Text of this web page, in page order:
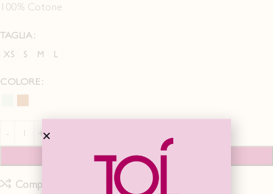
100% Cotone
TAGLIA
XS S M L
COLORE
AGGIUNGI AL CARRELLO
Compare Add to wishlist